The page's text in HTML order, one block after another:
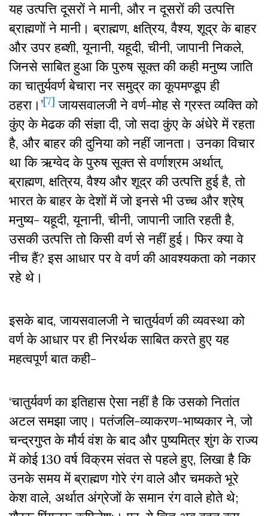
यह उत्पत्ति दूसरों ने मानी, और न दूसरों की उत्पत्ति
ब्राह्मणों ने मानी। ब्राह्मण, क्षत्रिय, वैश्य, शूद्र के बाहर
और उपर हब्शी, यूनानी, यहूदी, चीनी, जापानी निकले,
जिनसे साबित हुआ कि पुरुष सूक्त की कही मनुष्य जाति
का चातुर्यवर्ण बेचारा नर समुद्र का कूपमण्डूप ही
ठहरा।’[7] जायसवालजी ने वर्ण-मोह से ग्रस्त व्यक्ति को
कुंए के मेढक की संज्ञा दी, जो सदा कुंए के अंधेरे में रहता
है, और बाहर की दुनिया को नहीं जानता। उनका विचार
था कि ऋग्वेद के पुरुष सूक्त से वर्णाश्रम अर्थात्,
ब्राह्मण, क्षत्रिय, वैश्य और शूद्र की उत्पत्ति हुई है, तो
भारत के बाहर के देशों में जो इनसे भी उच्च और श्रेष्
मनुष्य- यहूदी, यूनानी, चीनी, जापानी जाति रहती है,
उसकी उत्पत्ति तो किसी वर्ण से नहीं हुई। फिर क्या वे
नीच हैं? इस आधार पर वे वर्ण की आवश्यकता को नकार
रहे थे।
इसके बाद, जायसवालजी ने चातुर्यवर्ण की व्यवस्था को
वर्ण के आधार पर ही निरर्थक साबित करते हुए यह
महत्वपूर्ण बात कही-
‘चातुर्यवर्ण का इतिहास ऐसा नहीं है कि उसको नितांत
अटल समझा जाए। पतंजलि-व्याकरण-भाष्यकार ने, जो
चन्द्रगुप्त के मौर्य वंश के बाद और पुष्यमित्र शुंग के राज्य
में कोई 130 वर्ष विक्रम संवत से पहले हुए, लिखा है कि
उनके समय में ब्राह्मण गोरे रंग वाले और चमकते भूरे
केश वाले, अर्थात अंग्रेजों के समान रंग वाले होते थे;